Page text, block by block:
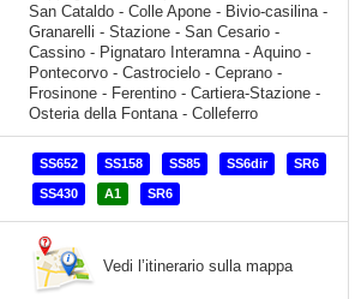
SS652 SS158 SS85 SS6dir SR6
SS430 A1 SR6
Vedi l’itinerario sulla mappa